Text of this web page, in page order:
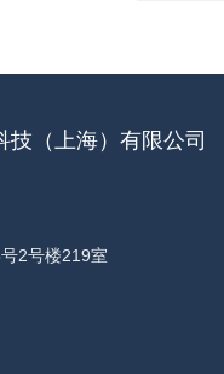
（上海）有限公司
2号楼219室